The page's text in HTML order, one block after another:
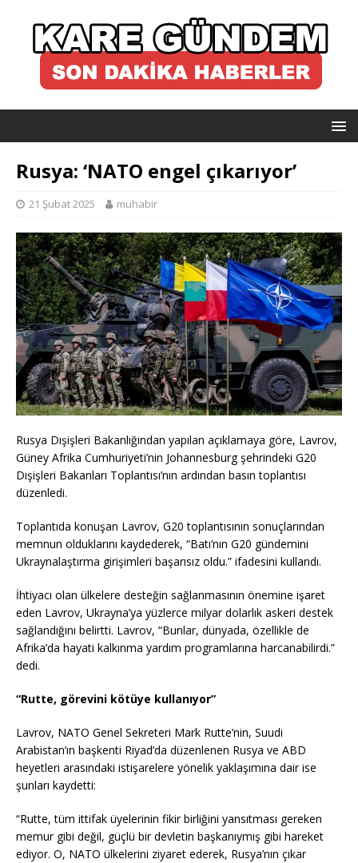
Rusya: ‘NATO engel çıkarıyor’
21 Şubat 2025 muhabir
Rusya Dışişleri Bakanlığından yapılan açıklamaya göre, Lavrov,
Güney Afrika Cumhuriyeti’nin Johannesburg şehrindeki G20
Dışişleri Bakanları Toplantısı’nın ardından basın toplantısı
düzenledi.
Toplantıda konuşan Lavrov, G20 toplantısının sonuçlarından
memnun olduklarını kaydederek, “Batı’nın G20 gündemini
Ukraynalaştırma girişimleri başarısız oldu.” ifadesini kullandı.
İhtiyacı olan ülkelere desteğin sağlanmasının önemine işaret
eden Lavrov, Ukrayna’ya yüzlerce milyar dolarlık askeri destek
sağlandığını belirtti. Lavrov, “Bunlar, dünyada, özellikle de
Afrika’da hayati kalkınma yardım programlarına harcanabilirdi.”
dedi.
“Rutte, görevini kötüye kullanıyor”
Lavrov, NATO Genel Sekreteri Mark Rutte’nin, Suudi
Arabistan’ın başkenti Riyad’da düzenlenen Rusya ve ABD
heyetleri arasındaki istişarelere yönelik yaklaşımına dair ise
şunları kaydetti:
“Rutte, tüm ittifak üyelerinin fikir birliğini yansıtması gereken
memur gibi değil, güçlü bir devletin başkanıymış gibi hareket
ediyor. O, NATO ülkelerini ziyaret ederek, Rusya’nın çıkar